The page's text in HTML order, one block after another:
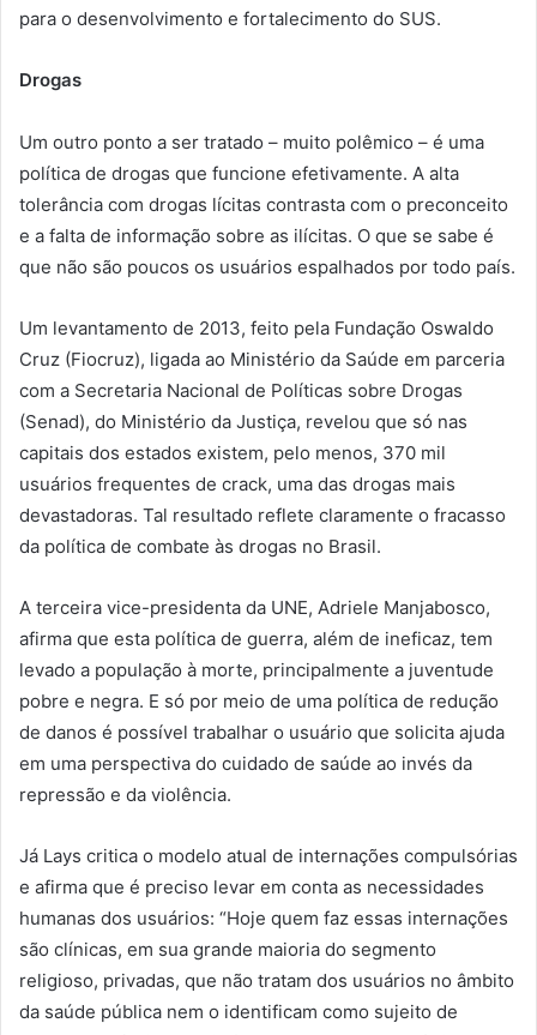
para o desenvolvimento e fortalecimento do SUS.
Drogas
Um outro ponto a ser tratado – muito polêmico – é uma
política de drogas que funcione efetivamente. A alta
tolerância com drogas lícitas contrasta com o preconceito
e a falta de informação sobre as ilícitas. O que se sabe é
que não são poucos os usuários espalhados por todo país.
Um levantamento de 2013, feito pela Fundação Oswaldo
Cruz (Fiocruz), ligada ao Ministério da Saúde em parceria
com a Secretaria Nacional de Políticas sobre Drogas
(Senad), do Ministério da Justiça, revelou que só nas
capitais dos estados existem, pelo menos, 370 mil
usuários frequentes de crack, uma das drogas mais
devastadoras. Tal resultado reflete claramente o fracasso
da política de combate às drogas no Brasil.
A terceira vice-presidenta da UNE, Adriele Manjabosco,
afirma que esta política de guerra, além de ineficaz, tem
levado a população à morte, principalmente a juventude
pobre e negra. E só por meio de uma política de redução
de danos é possível trabalhar o usuário que solicita ajuda
em uma perspectiva do cuidado de saúde ao invés da
repressão e da violência.
Já Lays critica o modelo atual de internações compulsórias
e afirma que é preciso levar em conta as necessidades
humanas dos usuários: “Hoje quem faz essas internações
são clínicas, em sua grande maioria do segmento
religioso, privadas, que não tratam dos usuários no âmbito
da saúde pública nem o identificam como sujeito de